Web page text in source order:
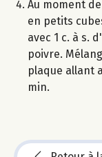
Au moment
en petits
avec 1 c. à s.
poivre.
plaque allant
min.